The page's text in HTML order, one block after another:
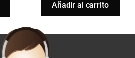
Añadir al carrito